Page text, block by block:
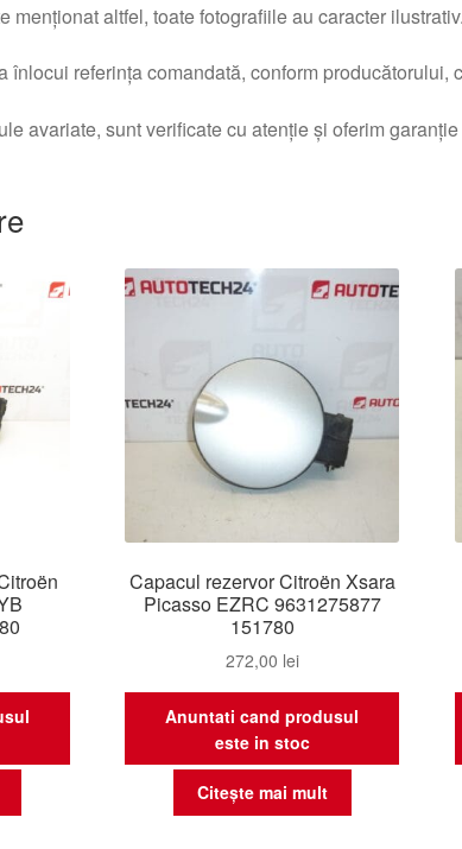
menționat altfel, toate fotografiile au caracter ilustrativ.
înlocui referința comandată, conform producătorului,
avariate, sunt verificate cu atenție și oferim
Capacul rezervor Citroën Xsara
Picasso EZRC 9631275877
151780
272,00 lei
Anuntati cand produsul
este in stoc
Citește mai mult